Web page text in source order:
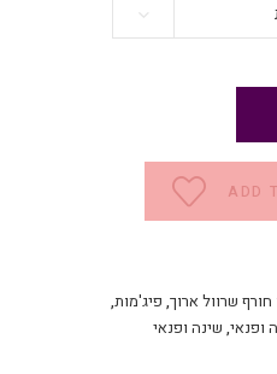
ADD
חורף שרוול ארוך, פיג'מות,
ופנאי, שינה ופנאי